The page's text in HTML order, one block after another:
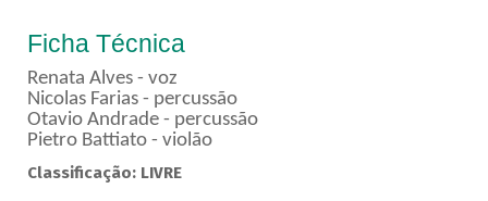
Ficha Técnica
Renata Alves - voz
Nicolas Farias - percussão
Otavio Andrade - percussão
Pietro Battiato - violão
Classificação: LIVRE